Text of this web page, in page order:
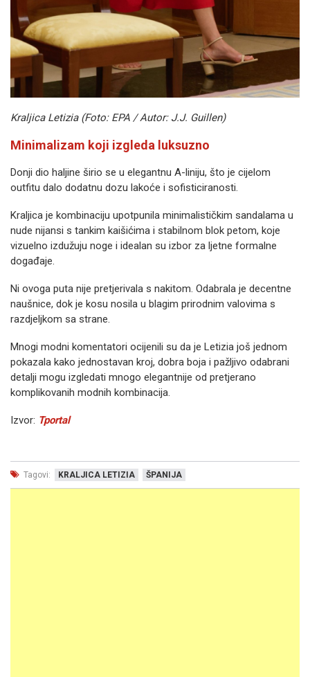
Kraljica Letizia (Foto: EPA / Autor: J.J. Guillen)
Minimalizam koji izgleda luksuzno
Donji dio haljine širio se u elegantnu A-liniju, što je cijelom
outfitu dalo dodatnu dozu lakoće i sofisticiranosti.
Kraljica je kombinaciju upotpunila minimalističkim sandalama u
nude nijansi s tankim kaišićima i stabilnom blok petom, koje
vizuelno izdužuju noge i idealan su izbor za ljetne formalne
događaje.
Ni ovoga puta nije pretjerivala s nakitom. Odabrala je decentne
naušnice, dok je kosu nosila u blagim prirodnim valovima s
razdjeljkom sa strane.
Mnogi modni komentatori ocijenili su da je Letizia još jednom
pokazala kako jednostavan kroj, dobra boja i pažljivo odabrani
detalji mogu izgledati mnogo elegantnije od pretjerano
komplikovanih modnih kombinacija.
Izvor: Tportal
Tagovi: KRALJICA LETIZIA ŠPANIJA